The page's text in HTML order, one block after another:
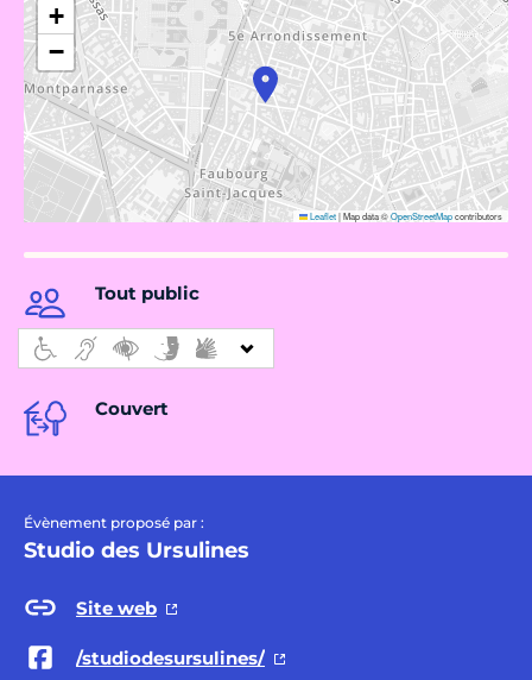
+
−
Leaflet|Map data ©OpenStreetMapcontributors
Tout public
Couvert
Évènement proposé par :
Studio des Ursulines
Site web
/studiodesursulines/